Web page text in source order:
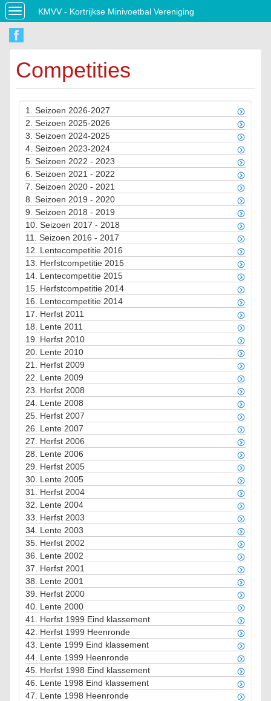
Toggle
navigation
KMVV - Kortrijkse Minivoetbal Vereniging
Competities
1. Seizoen 2026-2027
2. Seizoen 2025-2026
3. Seizoen 2024-2025
4. Seizoen 2023-2024
5. Seizoen 2022 - 2023
6. Seizoen 2021 - 2022
7. Seizoen 2020 - 2021
8. Seizoen 2019 - 2020
9. Seizoen 2018 - 2019
10. Seizoen 2017 - 2018
11. Seizoen 2016 - 2017
12. Lentecompetitie 2016
13. Herfstcompetitie 2015
14. Lentecompetitie 2015
15. Herfstcompetitie 2014
16. Lentecompetitie 2014
17. Herfst 2011
18. Lente 2011
19. Herfst 2010
20. Lente 2010
21. Herfst 2009
22. Lente 2009
23. Herfst 2008
24. Lente 2008
25. Herfst 2007
26. Lente 2007
27. Herfst 2006
28. Lente 2006
29. Herfst 2005
30. Lente 2005
31. Herfst 2004
32. Lente 2004
33. Herfst 2003
34. Lente 2003
35. Herfst 2002
36. Lente 2002
37. Herfst 2001
38. Lente 2001
39. Herfst 2000
40. Lente 2000
41. Herfst 1999 Eind klassement
42. Herfst 1999 Heenronde
43. Lente 1999 Eind klassement
44. Lente 1999 Heenronde
45. Herfst 1998 Eind klassement
46. Lente 1998 Eind klassement
47. Lente 1998 Heenronde